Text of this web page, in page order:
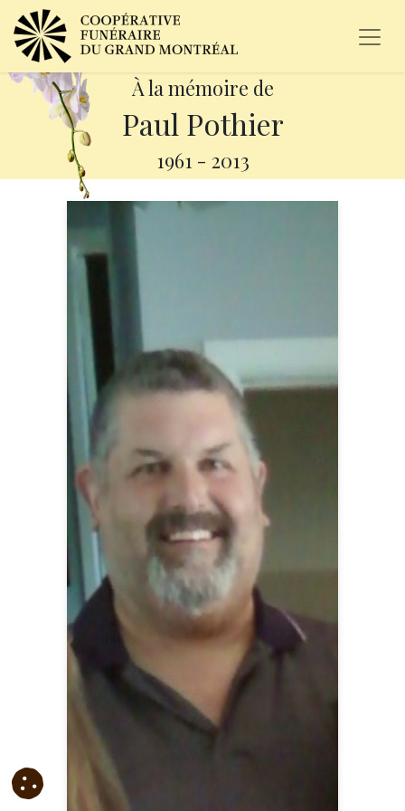
À la mémoire de
Paul Pothier
1961 - 2013